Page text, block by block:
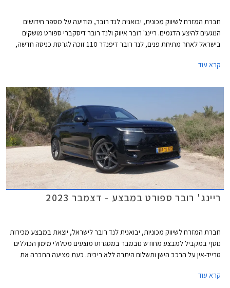
חברת המזרח לשיווק מכונית, יבואנית לנד רובר, מודיעה על מספר חידושים
הנוגעים להיצע הדגמים. ריינג' רובר איווק ולנד רובר דיסקברי ספורט מושקים
בישראל לאחר מתיחת פנים, לנד רובר דיפנדר 110 זוכה לגרסת כניסה חדשה,
21 ביוני ותציע הנחות ממחיר המחירון לצד הטבות מימון וטרייד-אין.
קרא עוד
ריינג' רובר ספורט במבצע - דצמבר 2023
חברת המזרח לשיווק מכוניות, יבואנית לנד רובר לישראל, יוצאת במבצע מכירות
נוסף במקביל למבצע מחודש נובמבר במסגרתו מוצעים מסלולי מימון הכוללים
טרייד-אין על הרכב הישן ותשלום היתרה ללא ריבית. כעת מציעה החברה את
לרוכשים לחסוך את עליית המס שתיכנס לתוקף בינואר הקרוב. המבצע תקף בין
קרא עוד